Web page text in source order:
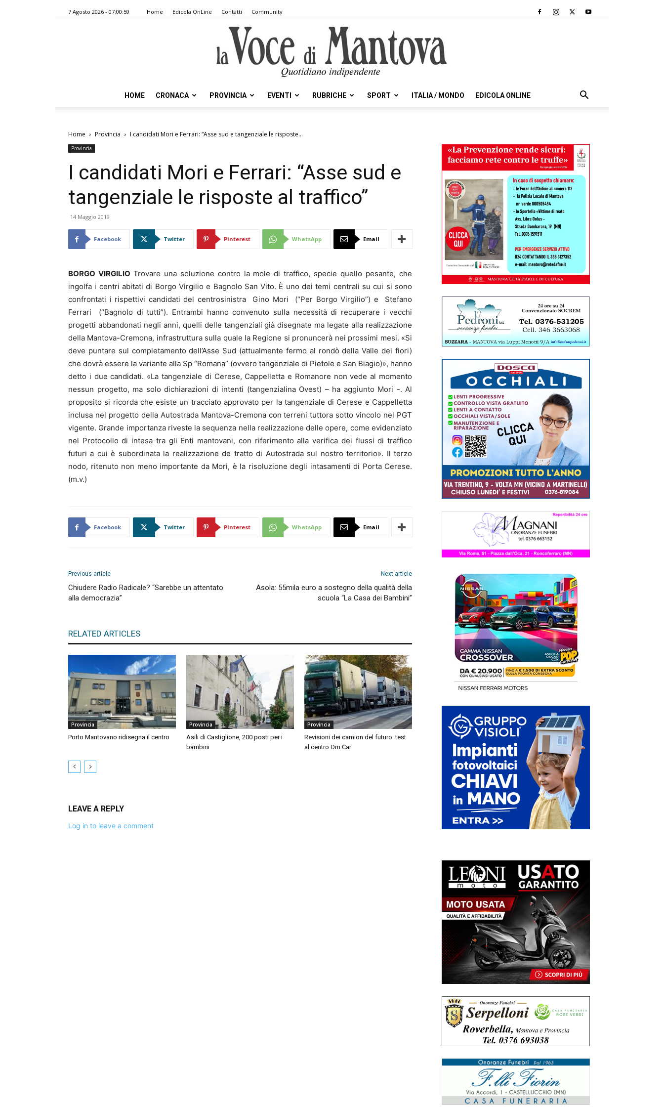
7 Agosto 2026 - 07:00:59 Home Edicola OnLine Contatti Community
Voce
Mantova
HOME CRONACA PROVINCIA EVENTI RUBRICHE SPORT ITALIA / MONDO EDICOLA ONLINE
Home Provincia I candidati Mori e Ferrari: “Asse sud e tangenziale le risposte...
Provincia
I candidati Mori e Ferrari: “Asse sud e
tangenziale le risposte al traffico”
14 Maggio 2019
Facebook Twitter Pinterest WhatsApp Email
BORGO VIRGILIO Trovare una soluzione contro la mole di traffico, specie quello pesante, che
ingolfa i centri abitati di Borgo Virgilio e Bagnolo San Vito. È uno dei temi centrali su cui si sono
confrontati i rispettivi candidati del centrosinistra Gino Mori (“Per Borgo Virgilio”) e Stefano
Ferrari (“Bagnolo di tutti”). Entrambi hanno convenuto sulla necessità di recuperare i vecchi
progetti abbandonati negli anni, quelli delle tangenziali già disegnate ma legate alla realizzazione
della Mantova-Cremona, infrastruttura sulla quale la Regione si pronuncerà nei prossimi mesi. «Si
deve puntare sul completamento dell’Asse Sud (attualmente fermo al rondò della Valle dei fiori)
che dovrà essere la variante alla Sp “Romana” (ovvero tangenziale di Pietole e San Biagio)», hanno
detto i due candidati. «La tangenziale di Cerese, Cappelletta e Romanore non vede al momento
nessun progetto, ma solo dichiarazioni di intenti (tangenzialina Ovest) – ha aggiunto Mori -. Al
proposito si ricorda che esiste un tracciato approvato per la tangenziale di Cerese e Cappelletta
inclusa nel progetto della Autostrada Mantova-Cremona con terreni tuttora sotto vincolo nel PGT
vigente. Grande importanza riveste la sequenza nella realizzazione delle opere, come evidenziato
nel Protocollo di intesa tra gli Enti mantovani, con riferimento alla verifica dei flussi di traffico
futuri a cui è subordinata la realizzazione de tratto di Autostrada sul nostro territorio». Il terzo
nodo, ritenuto non meno importante da Mori, è la risoluzione degli intasamenti di Porta Cerese.
(m.v.)
Facebook Twitter Pinterest WhatsApp Email
Previous article
Chiudere Radio Radicale? “Sarebbe un attentato
alla democrazia”
Next article
Asola: 55mila euro a sostegno della qualità della
scuola “La Casa dei Bambini”
RELATED ARTICLES
Provincia
Porto Mantovano ridisegna il centro
Provincia
Asili di Castiglione, 200 posti per i
bambini
Provincia
Revisioni dei camion del futuro: test
al centro Om.Car
LEAVE A REPLY
Log in to leave a comment